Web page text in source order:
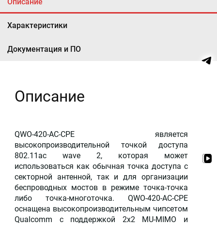
Описание
Характеристики
Документация и ПО
Описание
QWO-420-AC-CPE является
высокопроизводительной точкой доступа
802.11ac wave 2, которая может
использоваться как обычная точка доступа с
секторной антенной, так и для организации
беспроводных мостов в режиме точка-точка
либо точка-многоточка. QWO-420-AC-CPE
оснащена высокопроизводительным чипсетом
Qualcomm с поддержкой 2x2 MU-MIMO и